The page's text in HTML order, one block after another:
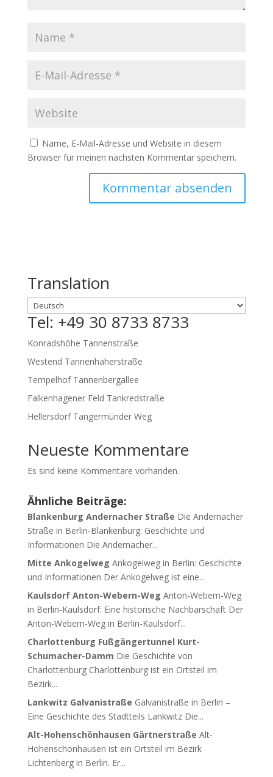
Name, E-Mail-Adresse und Website in diesem
Browser für meinen nächsten Kommentar speichern.
Translation
Tel: +49 30 8733 8733
Konradshöhe Tannenstraße
Westend Tannenhäherstraße
Tempelhof Tannenbergallee
Falkenhagener Feld Tankredstraße
Hellersdorf Tangermünder Weg
Neueste Kommentare
Es sind keine Kommentare vorhanden.
Ähnliche Beiträge:
Blankenburg Andernacher Straße Die Andernacher
Straße in Berlin-Blankenburg: Geschichte und
Informationen Die Andernacher...
Mitte Ankogelweg Ankogelweg in Berlin: Geschichte
und Informationen Der Ankogelweg ist eine...
Kaulsdorf Anton-Webern-Weg Anton-Webern-Weg
in Berlin-Kaulsdorf: Eine historische Nachbarschaft Der
Anton-Webern-Weg in Berlin-Kaulsdorf...
Charlottenburg Fußgängertunnel Kurt-
Schumacher-Damm Die Geschichte von
Charlottenburg Charlottenburg ist ein Ortsteil im
Bezirk...
Lankwitz Galvanistraße Galvanistraße in Berlin –
Eine Geschichte des Stadtteils Lankwitz Die...
Alt-Hohenschönhausen Gärtnerstraße Alt-
Hohenschönhausen ist ein Ortsteil im Bezirk
Lichtenberg in Berlin. Er...